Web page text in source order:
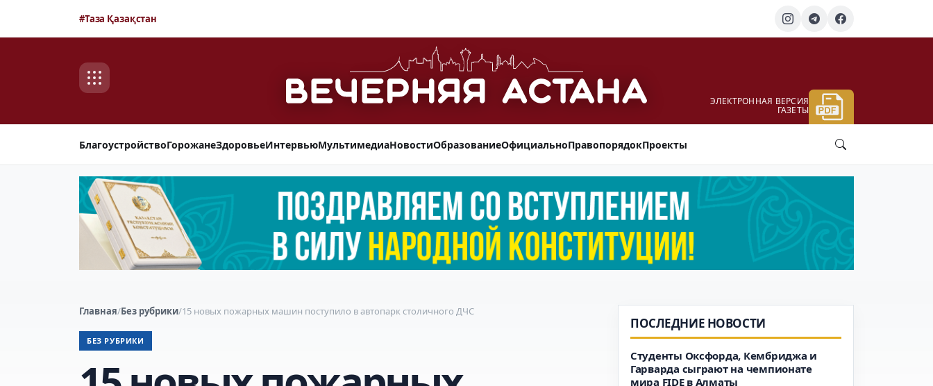
#Таза Қазақстан
ЭЛЕКТРОННАЯ ВЕРСИЯ
ГАЗЕТЫ
БлагоустройствоГорожанеЗдоровьеИнтервьюМультимедиаНовостиОбразованиеОфициальноПравопорядокПроекты
Главная/Без рубрики/15 новых пожарных машин поступило в автопарк столичного ДЧС
БЕЗ РУБРИКИ
ПОСЛЕДНИЕ НОВОСТИ
Студенты Оксфорда, Кембриджа и
Гарварда сыграют на чемпионате
мира FIDE в Алматы